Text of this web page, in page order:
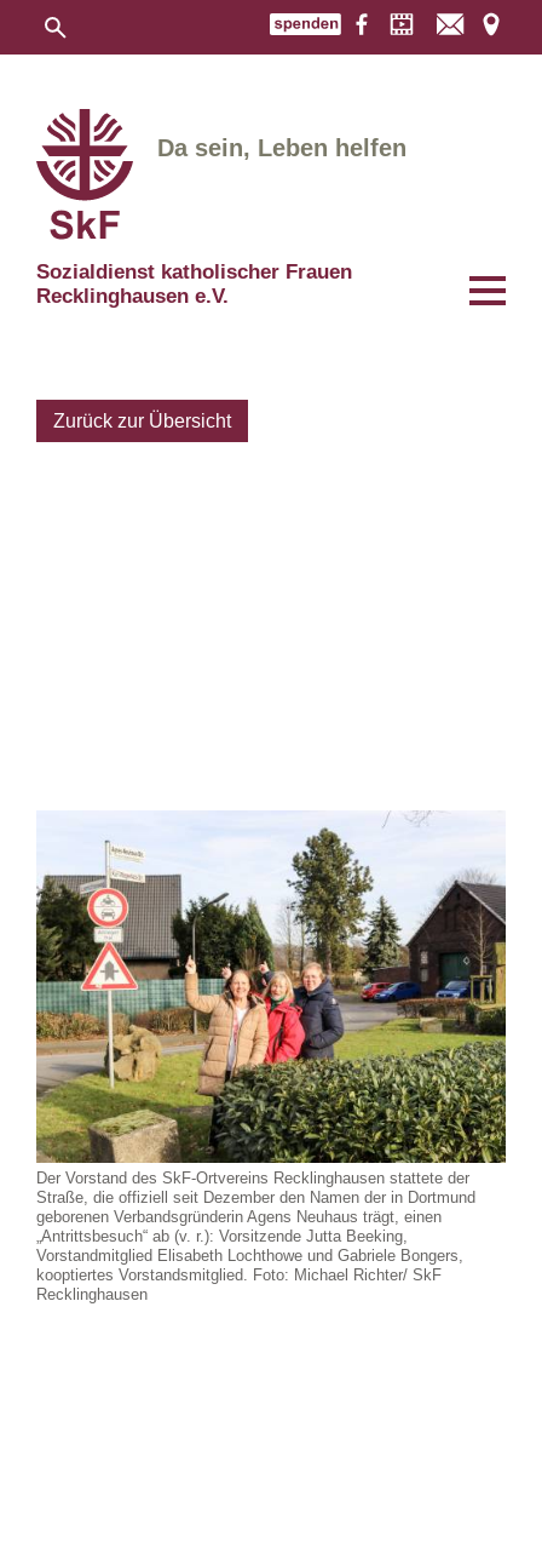
Sozialdienst katholischer Frauen
Recklinghausen e.V.
Da sein, Leben helfen
Zurück zur Übersicht
Der Vorstand des SkF-Ortvereins Recklinghausen stattete der
Straße, die offiziell seit Dezember den Namen der in Dortmund
geborenen Verbandsgründerin Agens Neuhaus trägt, einen
„Antrittsbesuch“ ab (v. r.): Vorsitzende Jutta Beeking,
Vorstandmitglied Elisabeth Lochthowe und Gabriele Bongers,
kooptiertes Vorstandsmitglied. Foto: Michael Richter/ SkF
Recklinghausen